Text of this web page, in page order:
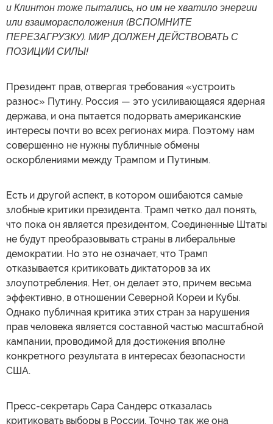
и Клинтон тоже пытались, но им не хватило энергии
или взаиморасположения (ВСПОМНИТЕ
ПЕРЕЗАГРУЗКУ). МИР ДОЛЖЕН ДЕЙСТВОВАТЬ С
ПОЗИЦИИ СИЛЫ!
Президент прав, отвергая требования «устроить
разнос» Путину. Россия — это усиливающаяся ядерная
держава, и она пытается подорвать американские
интересы почти во всех регионах мира. Поэтому нам
совершенно не нужны публичные обмены
оскорблениями между Трампом и Путиным.
Есть и другой аспект, в котором ошибаются самые
злобные критики президента. Трамп четко дал понять,
что пока он является президентом, Соединенные Штаты
не будут преобразовывать страны в либеральные
демократии. Но это не означает, что Трамп
отказывается критиковать диктаторов за их
злоупотребления. Нет, он делает это, причем весьма
эффективно, в отношении Северной Кореи и Кубы.
Однако публичная критика этих стран за нарушения
прав человека является составной частью масштабной
кампании, проводимой для достижения вполне
конкретного результата в интересах безопасности
США.
Пресс-секретарь Сара Сандерс отказалась
критиковать выборы в России. Точно так же она